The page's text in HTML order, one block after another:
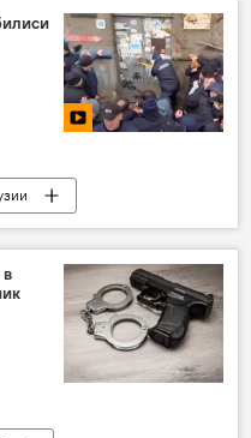
Тбилиси